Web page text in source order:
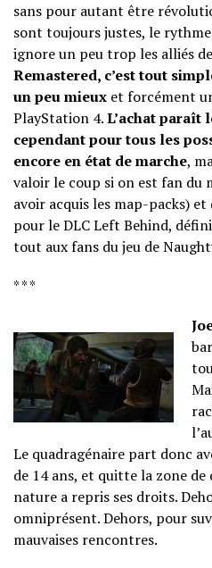
sans pour autant être
sont toujours justes, le
ignore un peu trop les alliés
Remastered, c’est tout
un peu mieux et forcément
PlayStation 4.L’achat paraît
cependant pour tous les
encore en état de marche,
valoir le coup si on est fan du
avoir acquis les map-packs) et
pour le DLC Left Behind,
tout aux fans du jeu de
* * *
Le quadragénaire part donc
de 14 ans, et quitte la zone
nature a repris ses droits.
omniprésent. Dehors, pour
mauvaises rencontres.